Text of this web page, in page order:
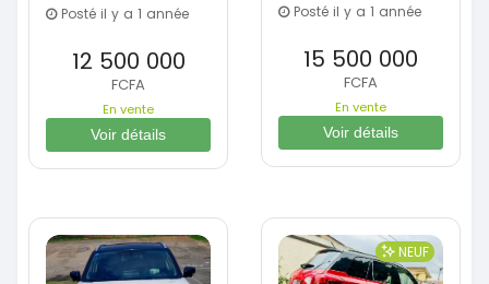
Posté il y a 1 année
12 500 000
FCFA
En vente
Voir détails
Posté il y a 1 année
15 500 000
FCFA
En vente
Voir détails
NEUF